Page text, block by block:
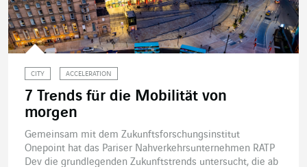
CITY ACCELERATION
7 Trends für die Mobilität von
morgen
Gemeinsam mit dem Zukunftsforschungsinstitut
Onepoint hat das Pariser Nahverkehrsunternehmen RATP
Dev die grundlegenden Zukunftstrends untersucht, die ab